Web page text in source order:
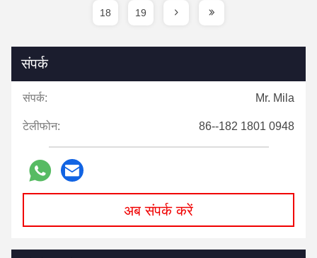
18 19
संपर्क
संपर्क: Mr. Mila
टेलीफोन: 86--182 1801 0948
अब संपर्क करें